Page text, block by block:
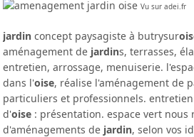
Vu sur adei.fr
jardin concept paysagiste à butrysur
aménagement de jardins, terrasses,
entretien, arrossage, menuiserie.
dans l'oise, réalise l'aménagement de
particuliers et professionnels.
d'oise : présentation. espace vert nous
d'aménagements de jardin, selon vos